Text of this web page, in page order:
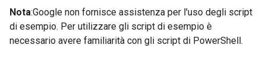
Nota:Google non fornisce assistenza per l'uso degli script
di esempio. Per utilizzare gli script di esempio è
necessario avere familiarità con gli script di PowerShell.